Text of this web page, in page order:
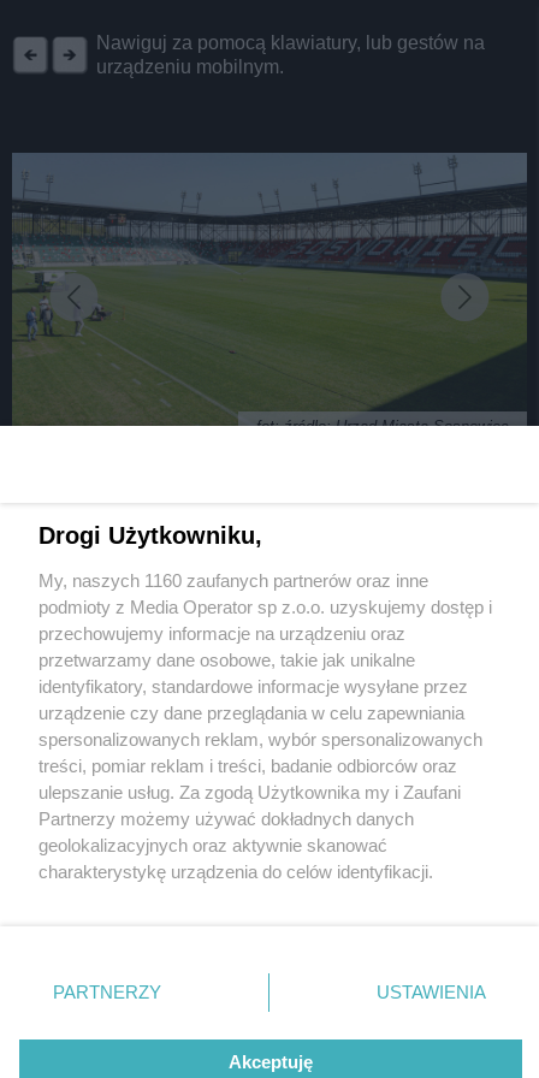
Nawiguj za pomocą klawiatury, lub gestów na
urządzeniu mobilnym.
fot: źródło: Urząd Miasta Sosnowiec
najnowocześniejszą murawą w Polsce. Idealna
dla czwartoligowego »Zagłębia«?
2 / 32
Sosnowiec. Zagłębiowski
Park Sportowy. Nowa
murawa hybrydowa na
stadionie piłkarskim, 6 maja
Wydawca mediów lokalnych
Nie zapomnij
zapoznać się z:
polityką prywatności
Twojemiasto
Piekary Śląskie
Chorzów
Tarnowskie Góry
Gliwice
Skontakuj sięz nami
Kontakt
Redakcja
Newsletter
Drogi Użytkowniku,
My, naszych 1160 zaufanych partnerów oraz inne
podmioty z Media Operator sp z.o.o. uzyskujemy dostęp i
przechowujemy informacje na urządzeniu oraz
przetwarzamy dane osobowe, takie jak unikalne
identyfikatory, standardowe informacje wysyłane przez
urządzenie czy dane przeglądania w celu zapewniania
spersonalizowanych reklam, wybór spersonalizowanych
treści, pomiar reklam i treści, badanie odbiorców oraz
ulepszanie usług. Za zgodą Użytkownika my i Zaufani
Partnerzy możemy używać dokładnych danych
geolokalizacyjnych oraz aktywnie skanować
charakterystykę urządzenia do celów identyfikacji.
zmienić/wycofać klikając przycisk ustawień prywatności
znajdujący się w lewym dolnym rogu strony
rodzaje przetwarzania danych nie wymagają zgody
użytkownika, ale masz prawo sprzeciwić się takiemu
PARTNERZY USTAWIENIA
Akceptuję